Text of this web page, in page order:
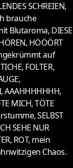
SCHREIEN,
brauche
Blutaroma, DIESE
HÖÖÖRT
auf
FOLTER,
AAAHHHHHHH,
MICH, TÖTE
SELBST
SEHE NUR
ROT, mein
Chaos.